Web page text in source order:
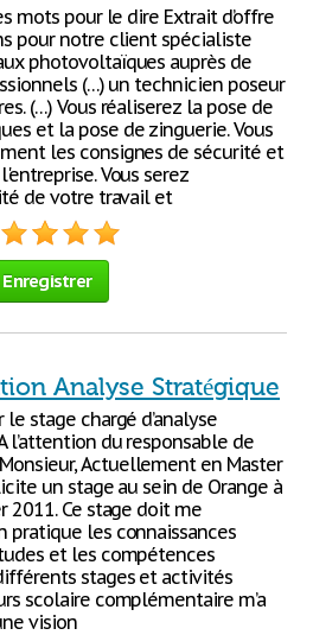
mots pour le dire Extrait d’offre
pour notre client spécialiste
photovoltaïques auprès de
(…) un technicien poseur
(…) Vous réaliserez la pose de
et la pose de zinguerie. Vous
les consignes de sécurité et
Vous serez
de votre travail et
Enregistrer
Analyse Stratégique
stage chargé d’analyse
l’attention du responsable de
Actuellement en Master
un stage au sein de Orange à
2011. Ce stage doit me
les connaissances
et les compétences
stages et activités
scolaire complémentaire m’a
vision